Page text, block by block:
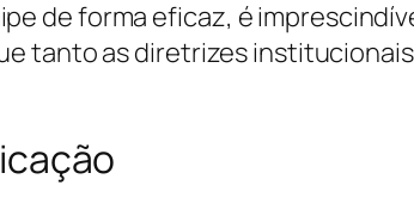
de forma eficaz, é
tanto as diretrizes